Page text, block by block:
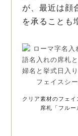
が、最近は顔
を承ることも
クリア素材のフェイ
席札「フルー